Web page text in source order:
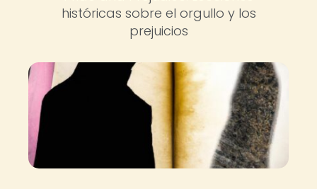
históricas sobre el orgullo y los
prejuicios